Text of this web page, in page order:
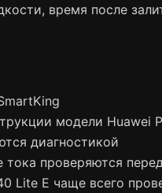
время после
модели Huawei
диагностикой
тока проверяются
Lite E чаще всего